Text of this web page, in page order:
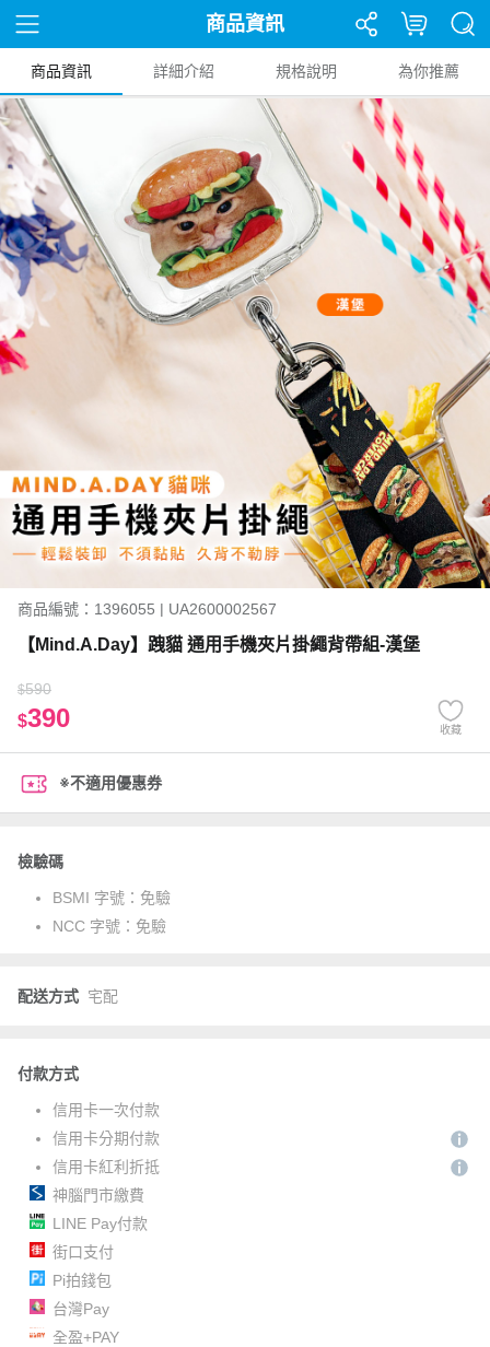
商品資訊
商品資訊 詳細介紹 規格說明 為你推薦
商品編號：1396055 | UA2600002567
【Mind.A.Day】跩貓 通用手機夾片掛繩背帶組-漢堡
$590
$390 收藏
※不適用優惠券
檢驗碼
BSMI 字號： 免驗
NCC 字號： 免驗
配送方式 宅配
付款方式
信用卡一次付款
信用卡分期付款
信用卡紅利折抵
神腦門市繳費
LINE Pay付款
街口支付
Pi拍錢包
台灣Pay
全盈+PAY